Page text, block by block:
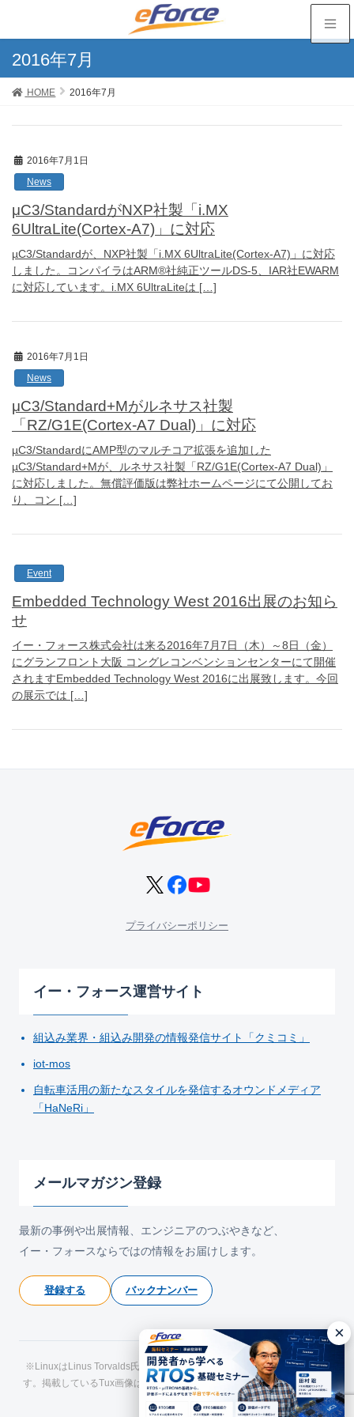
2016年7月
HOME 2016年7月
2016年7月1日
News
μC3/StandardがNXP社製「i.MX
6UltraLite(Cortex-A7)」に対応
µC3/Standardが、NXP社製「i.MX 6UltraLite(Cortex-A7)」に対応
しました。コンパイラはARM®社純正ツールDS-5、IAR社EWARM
に対応しています。i.MX 6UltraLiteは […]
2016年7月1日
News
μC3/Standard+Mがルネサス社製
「RZ/G1E(Cortex-A7 Dual)」に対応
µC3/StandardにAMP型のマルチコア拡張を追加した
µC3/Standard+Mが、ルネサス社製「RZ/G1E(Cortex-A7 Dual)」
に対応しました。無償評価版は弊社ホームページにて公開してお
り、コン […]
Event
Embedded Technology West 2016出展のお知ら
せ
イー・フォース株式会社は来る2016年7月7日（木）～8日（金）
にグランフロント大阪 コングレコンベンションセンターにて開催
されますEmbedded Technology West 2016に出展致します。今回
の展示では […]
プライバシーポリシー
イー・フォース運営サイト
組込み業界・組込み開発の情報発信サイト「クミコミ」
iot-mos
自転車活用の新たなスタイルを発信するオウンドメディア
「HaNeRi」
メールマガジン登録
最新の事例や出展情報、エンジニアのつぶやきなど、
イー・フォースならではの情報をお届けします。
登録する バックナンバー
※LinuxはLinus Torvalds氏の日本およびその他の国における登録商標で
す。掲載しているTux画像はLarry Ewing氏およびThe GIMPによるもので
×